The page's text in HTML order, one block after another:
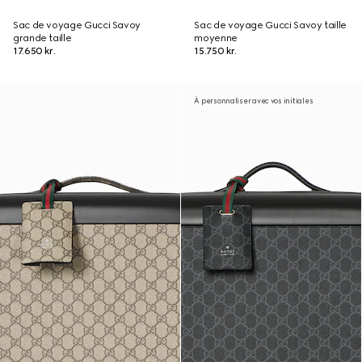
Sac de voyage Gucci Savoy
grande taille
17.650 kr.
Sac de voyage Gucci Savoy taille
moyenne
15.750 kr.
À personnaliser avec vos initiales